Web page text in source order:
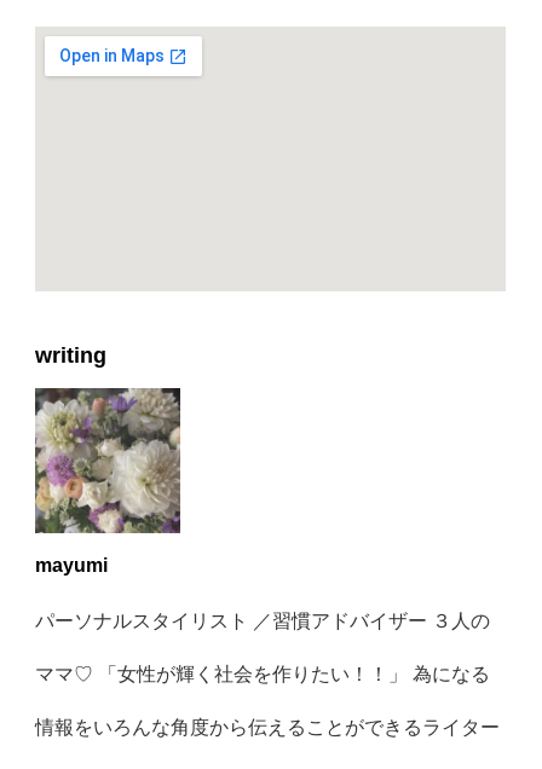
writing
mayumi
パーソナルスタイリスト ／習慣アドバイザー ３人の
ママ♡ 「女性が輝く社会を作りたい！！」 為になる
情報をいろんな角度から伝えることができるライター